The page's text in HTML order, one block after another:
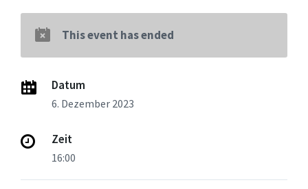
This event has ended
Datum
6. Dezember 2023
Zeit
16:00